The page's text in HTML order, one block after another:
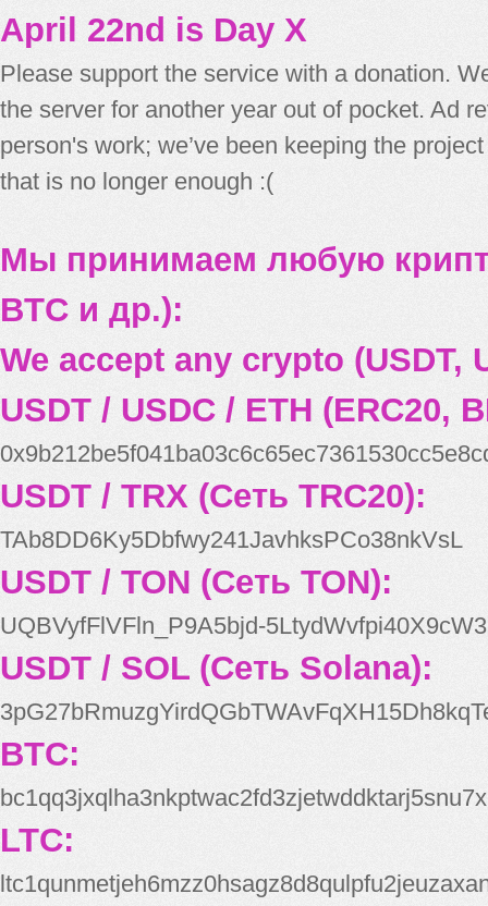
April 22nd is Day X
Please support the service with a donation.
the server for another year out of pocket. Ad
person's work; we’ve been keeping the
that is no longer enough :(
Мы принимаем любую
BTC и др.):
We accept any crypto (USDT,
USDT / USDC / ETH (ERC20,
USDT / TRX (Сеть TRC20):
TAb8DD6Ky5Dbfwy241JavhksPCo38nkVsL
USDT / TON (Сеть TON):
UQBVyfFlVFln_P9A5bjd-
USDT / SOL (Сеть Solana):
BTC:
bc1qq3jxqlha3nkptwac2fd3zjetwddktarj5snu7x
LTC: